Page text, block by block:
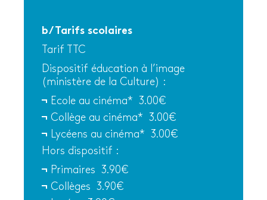
b/Tarifs scolaires
Tarif TTC
Dispositif éducation à l’image
(ministère de la Culture) :
Ecole au cinéma* 3.00€
Collège au cinéma* 3.00€
Lycéens au cinéma* 3.00€
Hors dispositif :
Primaires 3.90€
Collèges 3.90€